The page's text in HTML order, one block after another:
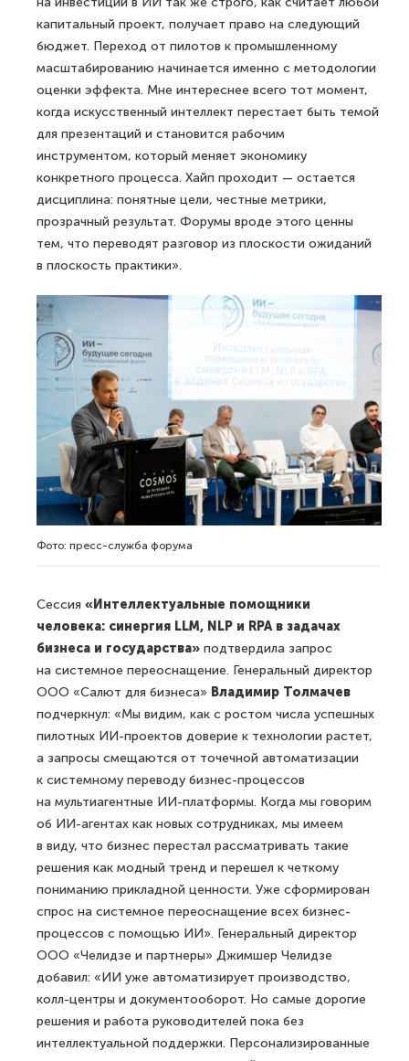
капитальный проект, получает право на следующий
бюджет. Переход от пилотов к промышленному
масштабированию начинается именно с методологии
оценки эффекта. Мне интереснее всего тот момент,
когда искусственный интеллект перестает быть темой
для презентаций и становится рабочим
инструментом, который меняет экономику
конкретного процесса. Хайп проходит — остается
дисциплина: понятные цели, честные метрики,
прозрачный результат. Форумы вроде этого ценны
тем, что переводят разговор из плоскости ожиданий
в плоскость практики».
Фото: пресс-служба форума
Сессия «Интеллектуальные помощники
человека: синергия LLM, NLP и RPA в задачах
бизнеса и государства» подтвердила запрос
на системное переоснащение. Генеральный директор
ООО «Салют для бизнеса» Владимир Толмачев
подчеркнул: «Мы видим, как с ростом числа успешных
пилотных ИИ-проектов доверие к технологии растет,
а запросы смещаются от точечной автоматизации
к системному переводу бизнес-процессов
на мультиагентные ИИ-платформы. Когда мы говорим
об ИИ-агентах как новых сотрудниках, мы имеем
в виду, что бизнес перестал рассматривать такие
решения как модный тренд и перешел к четкому
пониманию прикладной ценности. Уже сформирован
спрос на системное переоснащение всех бизнес-
процессов с помощью ИИ». Генеральный директор
ООО «Челидзе и партнеры» Джимшер Челидзе
добавил: «ИИ уже автоматизирует производство,
колл-центры и документооборот. Но самые дорогие
решения и работа руководителей пока без
интеллектуальной поддержки. Персонализированные